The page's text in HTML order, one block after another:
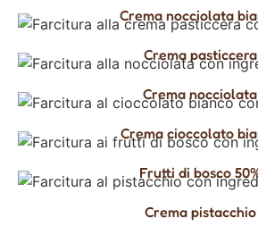
Crema nocciolata
Crema pasticcera
Crema nocciolata
Crema cioccolato
Frutti di bosco
Crema pistacchio